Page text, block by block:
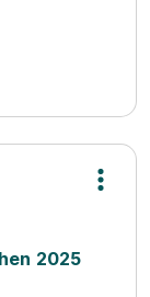
2025